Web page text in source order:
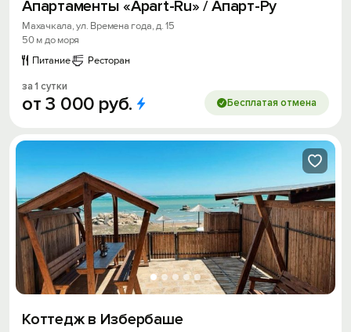
Апартаменты «Apart-Ru» / Апарт-Ру
Махачкала, ул. Времена года, д. 15
50 м до моря
Питание
Ресторан
за 1 сутки
от3 000 руб. Бесплатая отмена
Коттедж в Избербаше